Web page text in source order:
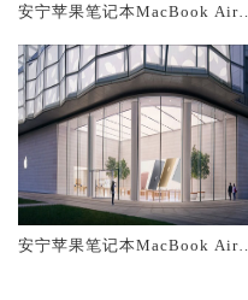
安宁苹果笔记本MacBook Air换
安宁苹果笔记本MacBook Air换